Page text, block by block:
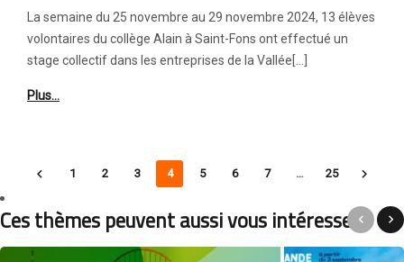
La semaine du 25 novembre au 29 novembre 2024, 13 élèves
volontaires du collège Alain à Saint-Fons ont effectué un
stage collectif dans les entreprises de la Vallée[…]
Plus…
1 2 3 4 5 6 7 … 25
Ces thèmes peuvent aussi vous intéresser...